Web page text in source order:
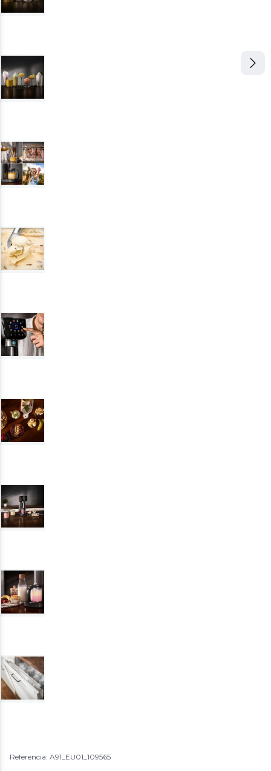
Referencia: A91_EU01_109565